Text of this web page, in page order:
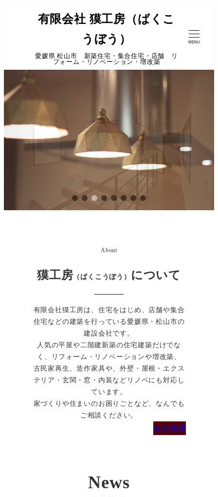
有限会社 獏工房（ばくこ
うぼう）
愛媛県 松山市 新築住宅・集合住宅・店舗 リ
フォーム・リノベーション・増改築
MENU
About
獏工房 （ばくこうぼう） について
有限会社獏工房は、住宅をはじめ、店舗や集合
住宅などの建築を行っている愛媛県・松山市の
建設会社です。
人気の平屋や二階建新築の住宅建築だけでな
く、リフォーム・リノベーションや増改築、
古民家再生、造作家具や、外壁・屋根・エクス
テリア・玄関・窓・内装などリノベにも対応し
ています。
家づくりや住まいのお困りごとなど、なんでも
ご相談ください。
会社概要
News